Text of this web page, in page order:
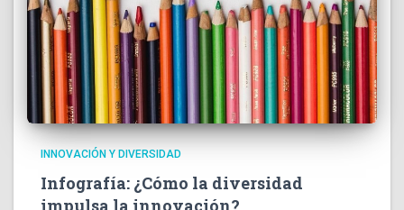
INNOVACIÓN Y DIVERSIDAD
Infografía: ¿Cómo la diversidad
impulsa la innovación?